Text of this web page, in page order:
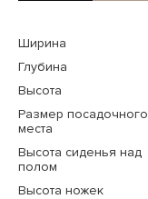
Ширина
Глубина
Высота
Размер посадочного
места
Высота сиденья над
полом
Высота ножек